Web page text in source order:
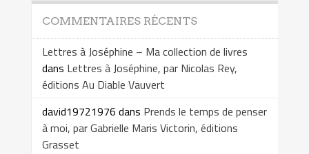
COMMENTAIRES RÉCENTS
Lettres à Joséphine – Ma collection de livres
dans Lettres à Joséphine, par Nicolas Rey,
éditions Au Diable Vauvert
david19721976 dans Prends le temps de penser
à moi, par Gabrielle Maris Victorin, éditions
Grasset